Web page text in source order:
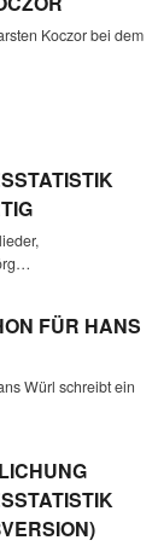
Koczor bei dem
FÜR HANS
Würl schreibt ein